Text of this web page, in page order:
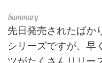
先日発売されたばか
シリーズですが、早